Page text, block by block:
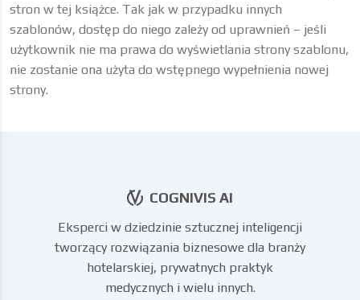
stron w tej książce. Tak jak w przypadku innych
szablonów, dostęp do niego zależy od uprawnień – jeśli
użytkownik nie ma prawa do wyświetlania strony szablonu,
nie zostanie ona użyta do wstępnego wypełnienia nowej
strony.
COGNIVIS AI
Eksperci w dziedzinie sztucznej inteligencji
tworzący rozwiązania biznesowe dla branży
hotelarskiej, prywatnych praktyk
medycznych i wielu innych.